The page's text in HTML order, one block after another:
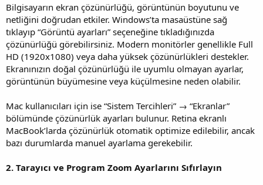
Bilgisayarın ekran çözünürlüğü, görüntünün boyutunu ve
netliğini doğrudan etkiler. Windows’ta masaüstüne sağ
tıklayıp “Görüntü ayarları” seçeneğine tıkladığınızda
çözünürlüğü görebilirsiniz. Modern monitörler genellikle Full
HD (1920x1080) veya daha yüksek çözünürlükleri destekler.
Ekranınızın doğal çözünürlüğü ile uyumlu olmayan ayarlar,
görüntünün büyümesine veya küçülmesine neden olabilir.
Mac kullanıcıları için ise “Sistem Tercihleri” → “Ekranlar”
bölümünde çözünürlük ayarları bulunur. Retina ekranlı
MacBook’larda çözünürlük otomatik optimize edilebilir, ancak
bazı durumlarda manuel ayarlama gerekebilir.
2. Tarayıcı ve Program Zoom Ayarlarını Sıfırlayın